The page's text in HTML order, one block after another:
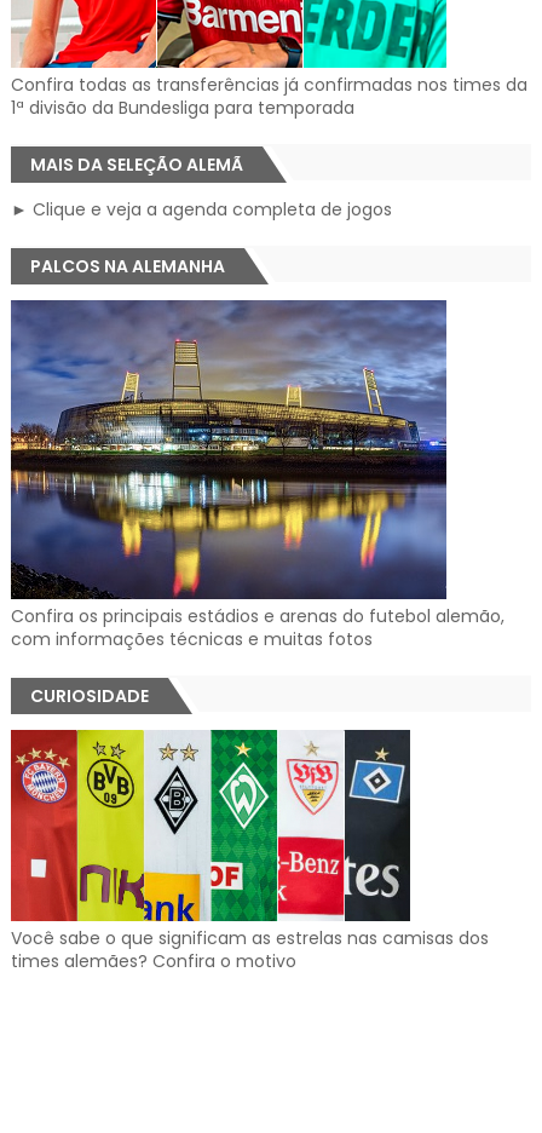
Confira todas as transferências já confirmadas nos times da
1ª divisão da Bundesliga para temporada
MAIS DA SELEÇÃO ALEMÃ
► Clique e veja a agenda completa de jogos
PALCOS NA ALEMANHA
Confira os principais estádios e arenas do futebol alemão,
com informações técnicas e muitas fotos
CURIOSIDADE
Você sabe o que significam as estrelas nas camisas dos
times alemães? Confira o motivo